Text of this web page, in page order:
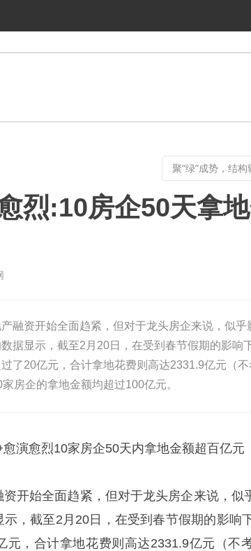
烈:10房企50天拿
融资开始全面趋紧，但对于龙头房企来说，似乎
据显示，截至2月20日，在受到春节假期的影响
了20亿元，合计拿地花费则高达2331.9亿元（不
房企的拿地金额均超过100亿元。
演愈烈10家房企50天内拿地金额超百亿元
开始全面趋紧，但对于龙头房企来说，似
示，截至2月20日，在受到春节假期的影响
元，合计拿地花费则高达2331.9亿元（不